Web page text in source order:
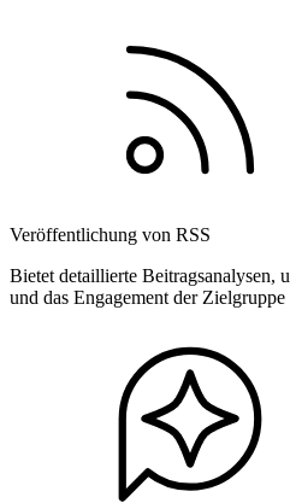
Veröffentlichung von RSS
Bietet detaillierte Beitragsanalysen,
und das Engagement der Zielgruppe